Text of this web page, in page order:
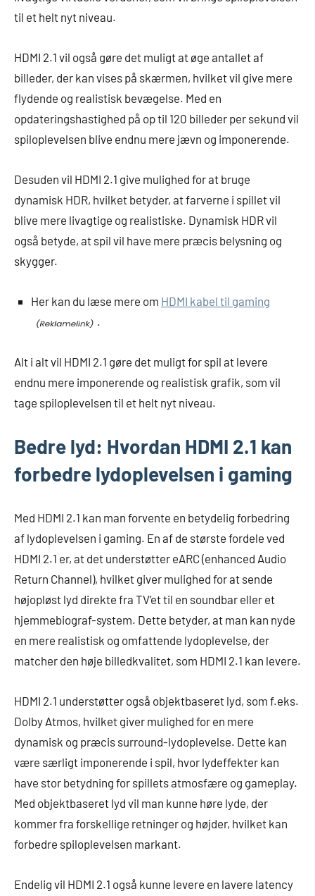
til et helt nyt niveau.
HDMI 2.1 vil også gøre det muligt at øge antallet af
billeder, der kan vises på skærmen, hvilket vil give mere
flydende og realistisk bevægelse. Med en
opdateringshastighed på op til 120 billeder per sekund vil
spiloplevelsen blive endnu mere jævn og imponerende.
Desuden vil HDMI 2.1 give mulighed for at bruge
dynamisk HDR, hvilket betyder, at farverne i spillet vil
blive mere livagtige og realistiske. Dynamisk HDR vil
også betyde, at spil vil have mere præcis belysning og
skygger.
Her kan du læse mere om HDMI kabel til gaming
.
Alt i alt vil HDMI 2.1 gøre det muligt for spil at levere
endnu mere imponerende og realistisk grafik, som vil
tage spiloplevelsen til et helt nyt niveau.
Bedre lyd: Hvordan HDMI 2.1 kan
forbedre lydoplevelsen i gaming
Med HDMI 2.1 kan man forvente en betydelig forbedring
af lydoplevelsen i gaming. En af de største fordele ved
HDMI 2.1 er, at det understøtter eARC (enhanced Audio
Return Channel), hvilket giver mulighed for at sende
højopløst lyd direkte fra TV’et til en soundbar eller et
hjemmebiograf-system. Dette betyder, at man kan nyde
en mere realistisk og omfattende lydoplevelse, der
matcher den høje billedkvalitet, som HDMI 2.1 kan levere.
HDMI 2.1 understøtter også objektbaseret lyd, som f.eks.
Dolby Atmos, hvilket giver mulighed for en mere
dynamisk og præcis surround-lydoplevelse. Dette kan
være særligt imponerende i spil, hvor lydeffekter kan
have stor betydning for spillets atmosfære og gameplay.
Med objektbaseret lyd vil man kunne høre lyde, der
kommer fra forskellige retninger og højder, hvilket kan
forbedre spiloplevelsen markant.
Endelig vil HDMI 2.1 også kunne levere en lavere latency